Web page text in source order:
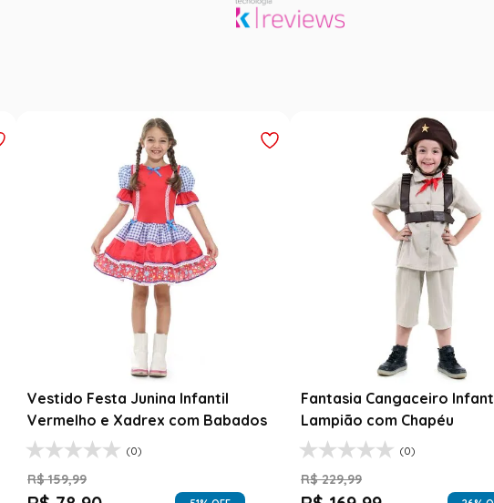
Roupa Festa Junina Bebê Menina
Fantasia Rosa Floral com Renda
R$ 189,99
R$ 99,99 47 % OFF
1 R$ 99, 99
Saia Infantil Festa Junina
Xadrez Preto com Girassol
R$ 129,99
R$ 78,90
1 R$ 78, 90